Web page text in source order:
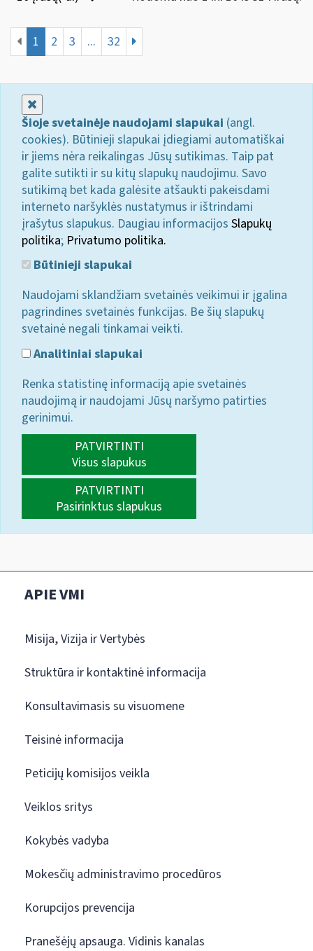
1 2 3 ... 32
Šioje svetainėje naudojami slapukai (angl.
cookies). Būtinieji slapukai įdiegiami automatiškai
ir jiems nėra reikalingas Jūsų sutikimas. Taip pat
galite sutikti ir su kitų slapukų naudojimu. Savo
sutikimą bet kada galėsite atšaukti pakeisdami
interneto naršyklės nustatymus ir ištrindami
įrašytus slapukus. Daugiau informacijos Slapukų
politika; Privatumo politika.
Būtinieji slapukai
Naudojami sklandžiam svetainės veikimui ir įgalina
pagrindines svetainės funkcijas. Be šių slapukų
svetainė negali tinkamai veikti.
Analitiniai slapukai
Renka statistinę informaciją apie svetainės
naudojimą ir naudojami Jūsų naršymo patirties
gerinimui.
PATVIRTINTI
Visus slapukus
PATVIRTINTI
Pasirinktus slapukus
APIE VMI
Misija, Vizija ir Vertybės
Struktūra ir kontaktinė informacija
Konsultavimasis su visuomene
Teisinė informacija
Peticijų komisijos veikla
Veiklos sritys
Kokybės vadyba
Mokesčių administravimo procedūros
Korupcijos prevencija
Pranešėjų apsauga. Vidinis kanalas